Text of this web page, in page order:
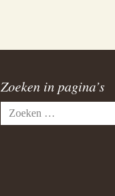
Zoeken in pagina’s
Zoeken
naar: